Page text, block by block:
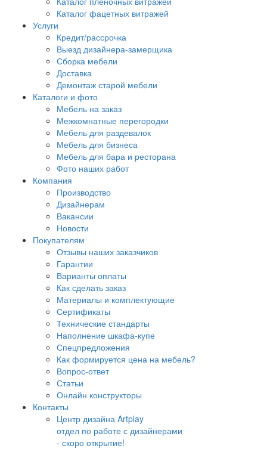
Каталог фацетных витражей
Услуги
Кредит/рассрочка
Выезд дизайнера-замерщика
Сборка мебели
Доставка
Демонтаж старой мебели
Каталоги и фото
Мебель на заказ
Межкомнатные перегородки
Мебель для раздевалок
Мебель для бизнеса
Мебель для бара и ресторана
Фото наших работ
Компания
Производство
Дизайнерам
Вакансии
Новости
Покупателям
Отзывы наших заказчиков
Гарантии
Варианты оплаты
Как сделать заказ
Материалы и комплектующие
Сертификаты
Технические стандарты
Наполнение шкафа-купе
Спецпредложения
Как формируется цена на мебель?
Вопрос-ответ
Статьи
Онлайн конструкторы
Контакты
Центр дизайна Artplay
отдел по работе с дизайнерами
- скоро открытие!